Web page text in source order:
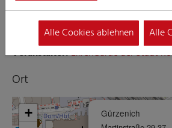
27.01.2023 19:45
Prunksitzung
Gürzenich
Veranstalter:EhrenGarde der Stadt
Ort
Gürzenich
+
Alle Cookies ablehnen Alle